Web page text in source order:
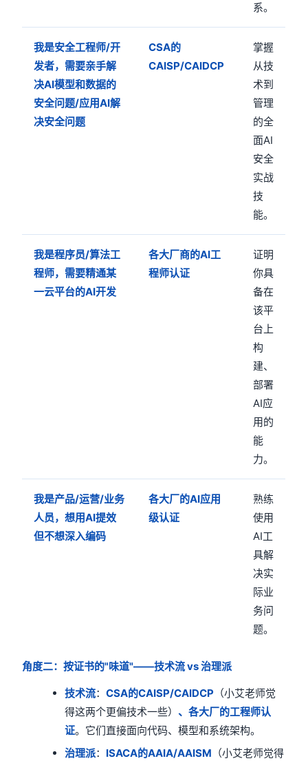
系。
我是安全工程师/开
发者，需要亲手解
决AI模型和数据的
安全问题/应用AI解
决安全问题
CSA的
CAISP/CAIDCP
掌握
从技
术到
管理
的全
面AI
安全
实战
技
能。
我是程序员/算法工
程师，需要精通某
一云平台的AI开发
各大厂商的AI工
程师认证
证明
你具
备在
该平
台上
构
建、
部署
AI应
用的
能
力。
我是产品/运营/业务
人员，想用AI提效
但不想深入编码
各大厂的AI应用
级认证
熟练
使用
AI工
具解
决实
际业
务问
题。
角度二：按证书的"味道"——技术流 vs 治理派
技术流：CSA的CAISP/CAIDCP （小艾老师觉
得这两个更偏技术一些）、各大厂的工程师认
证。它们直接面向代码、模型和系统架构。
治理派： ISACA的AAIA/AAISM （小艾老师觉得